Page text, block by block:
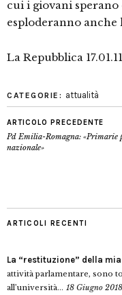
cui i giovani
esploderanno anche
La Repubblica 17.01.11
CATEGORIE: attualità
ARTICOLO PRECEDENTE
Pd Emilia-Romagna: «Primarie
nazionale»
ARTICOLI RECENTI
La “restituzione” della
attività parlamentare, sono
all’università... 18 Giugno 2018